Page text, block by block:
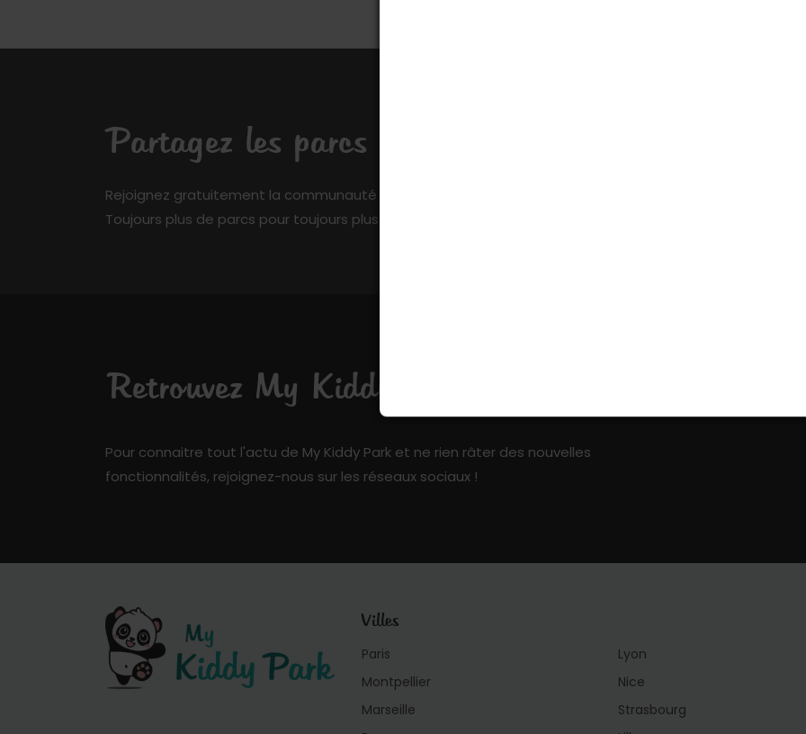
Partagez les parcs que vous connaissez
Rejoignez gratuitement la communauté de My Kiddy Park et ajoutez votre pierre à l’édifice !
Toujours plus de parcs pour toujours plus de fun !
Retrouvez My Kiddy Park sur les réseaux sociaux !
Pour connaitre tout l'actu de My Kiddy Park et ne rien râter des nouvelles
fonctionnalités, rejoignez-nous sur les réseaux sociaux !
Villes
Paris
Montpellier
Marseille
Lyon
Nice
Strasbourg